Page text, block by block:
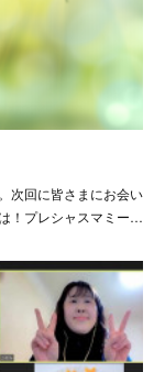
次回に皆さまにお会い
！プレシャスマミー…